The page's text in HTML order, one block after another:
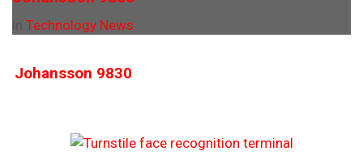
Technology News
Johansson 9830